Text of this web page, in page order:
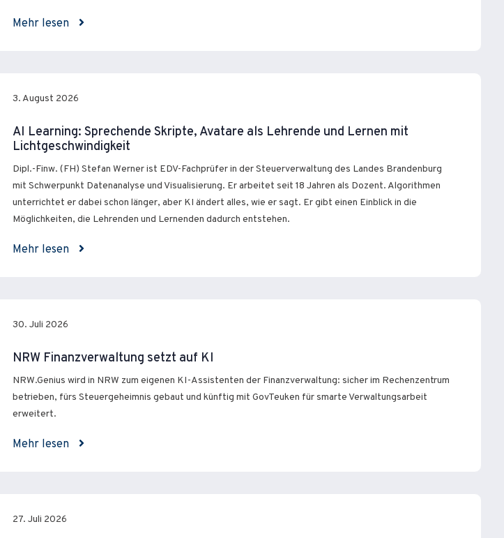
Mehr lesen
3. August 2026
AI Learning: Sprechende Skripte, Avatare als Lehrende und Lernen mit
Lichtgeschwindigkeit
Dipl.-Finw. (FH) Stefan Werner ist EDV-Fachprüfer in der Steuerverwaltung des Landes Brandenburg
mit Schwerpunkt Datenanalyse und Visualisierung. Er arbeitet seit 18 Jahren als Dozent. Algorithmen
unterrichtet er dabei schon länger, aber KI ändert alles, wie er sagt. Er gibt einen Einblick in die
Möglichkeiten, die Lehrenden und Lernenden dadurch entstehen.
Mehr lesen
30. Juli 2026
NRW Finanzverwaltung setzt auf KI
NRW.Genius wird in NRW zum eigenen KI-Assistenten der Finanzverwaltung: sicher im Rechenzentrum
betrieben, fürs Steuergeheimnis gebaut und künftig mit GovTeuken für smarte Verwaltungsarbeit
erweitert.
Mehr lesen
27. Juli 2026